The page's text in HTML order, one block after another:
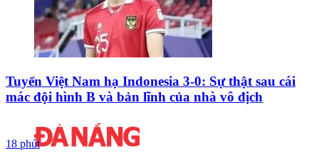
Tuyển Việt Nam hạ Indonesia 3-0: Sự thật sau cái
mác đội hình B và bản lĩnh của nhà vô địch
18 phút